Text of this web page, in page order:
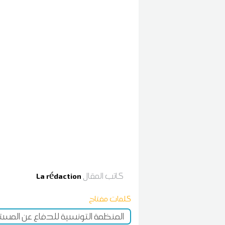
كاتب المقال La rédaction
كلمات مفتاح
المنظمة التونسية للدفاع عن